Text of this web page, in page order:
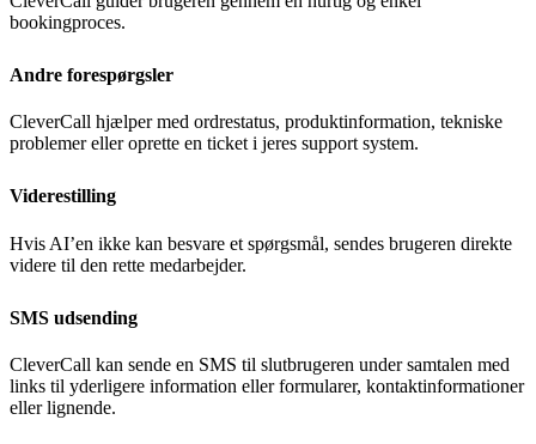
bookingproces.
Andre forespørgsler
CleverCall hjælper med ordrestatus, produktinformation, tekniske
problemer elleroprette en ticket i jeres support system.
Viderestilling
Hvis AI’en ikke kan besvare et spørgsmål, sendes brugeren direkte
videre til den rette medarbejder.
SMS udsending
CleverCall kan sende en SMS til slutbrugeren under samtalen med
links til yderligere information eller formularer, kontaktinformationer
eller lignende.